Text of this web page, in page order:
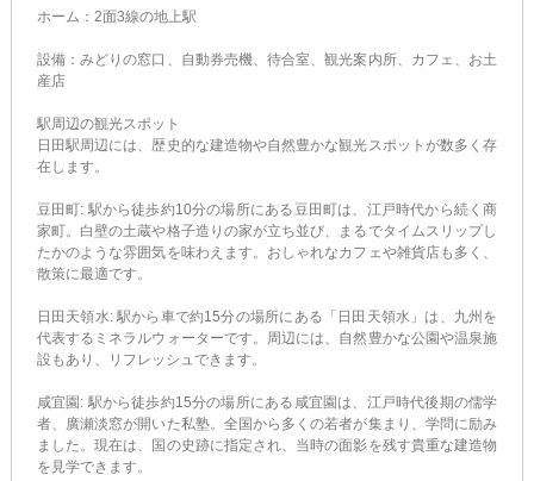
ホーム：2面3線の地上駅
設備：みどりの窓口、自動券売機、待合室、観光案内所、カフェ、お土
産店
駅周辺の観光スポット
日田駅周辺には、歴史的な建造物や自然豊かな観光スポットが数多く存
在します。
豆田町: 駅から徒歩約10分の場所にある豆田町は、江戸時代から続く商
家町。白壁の土蔵や格子造りの家が立ち並び、まるでタイムスリップし
たかのような雰囲気を味わえます。おしゃれなカフェや雑貨店も多く、
散策に最適です。
日田天領水: 駅から車で約15分の場所にある「日田天領水」は、九州を
代表するミネラルウォーターです。周辺には、自然豊かな公園や温泉施
設もあり、リフレッシュできます。
咸宜園: 駅から徒歩約15分の場所にある咸宜園は、江戸時代後期の儒学
者、廣瀬淡窓が開いた私塾。全国から多くの若者が集まり、学問に励み
ました。現在は、国の史跡に指定され、当時の面影を残す貴重な建造物
を見学できます。